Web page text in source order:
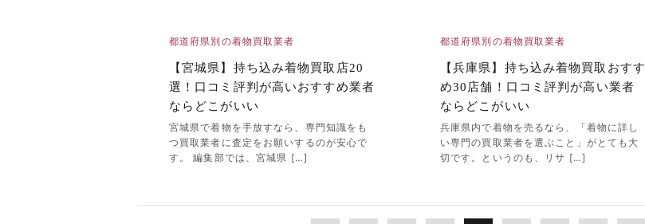
都道府県別の着物買取業者
【宮城県】持ち込み着物買取店20
選！口コミ評判が高いおすすめ業者
ならどこがいい
宮城県で着物を手放すなら、専門知識をも
つ買取業者に査定をお願いするのが安心で
す。 編集部では、宮城県 […]
都道府県別の着物買取業者
【兵庫県】持ち込み着物買取おすす
め30店舗！口コミ評判が高い業者
ならどこがいい
兵庫県内で着物を売るなら、「着物に詳し
い専門の買取業者を選ぶこと」がとても大
切です。というのも、リサ […]